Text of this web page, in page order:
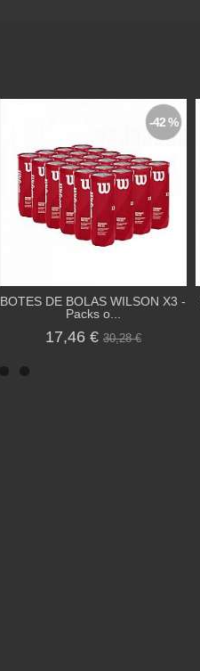
-42 %
BOTES DE BOLAS WILSON X3 -
Packs o...
17,46 € 30,28 €